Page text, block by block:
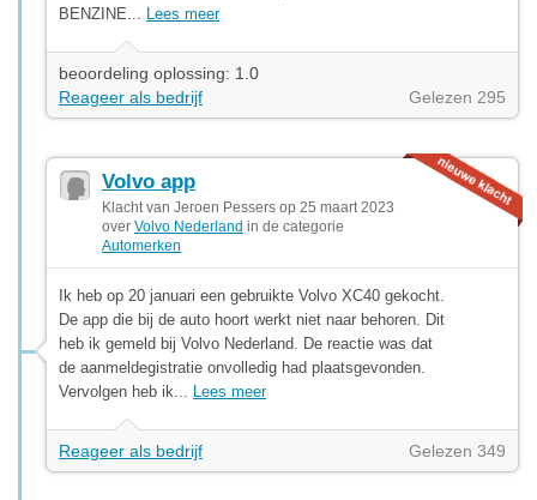
BENZINE... Lees meer
beoordeling oplossing: 1.0
Reageer als bedrijf
Gelezen 295
Volvo app
Klacht van Jeroen Pessers op 25 maart 2023
over Volvo Nederland in de categorie
Automerken
Ik heb op 20 januari een gebruikte Volvo XC40 gekocht.
De app die bij de auto hoort werkt niet naar behoren. Dit
heb ik gemeld bij Volvo Nederland. De reactie was dat
de aanmeldegistratie onvolledig had plaatsgevonden.
Vervolgen heb ik... Lees meer
Reageer als bedrijf Gelezen 349